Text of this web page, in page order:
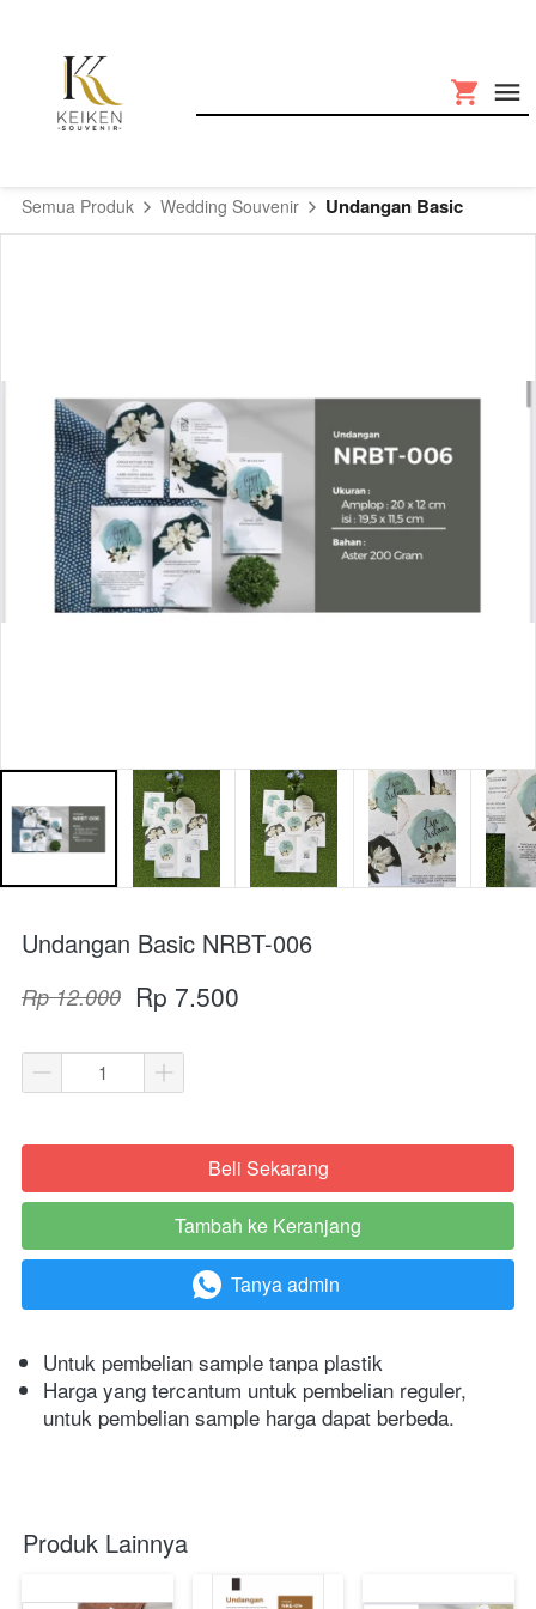
Semua Produk Wedding Souvenir Undangan Basic
Undangan Basic NRBT-006
Rp 12.000 Rp 7.500
`Beli Sekarang
`
Tambah ke Keranjang
` Tanya admin
Untuk pembelian sample tanpa plastik
Harga yang tercantum untuk pembelian reguler,
untuk pembelian sample harga dapat berbeda.
Produk Lainnya